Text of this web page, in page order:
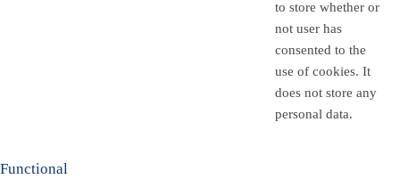
to store whether or
not user has
consented to the
use of cookies. It
does not store any
personal data.
Functional